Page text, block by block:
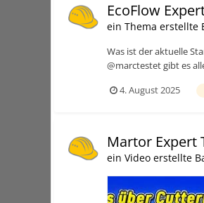
EcoFlow
ein Thema erstellte
Was ist der aktuelle
@marctestet gibt es
4. August 2025
Martor Expert
ein Video erstellte